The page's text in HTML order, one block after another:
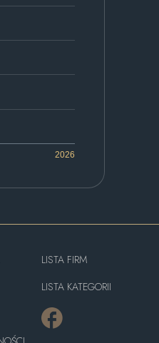
2026
LISTA FIRM
LISTA KATEGORII